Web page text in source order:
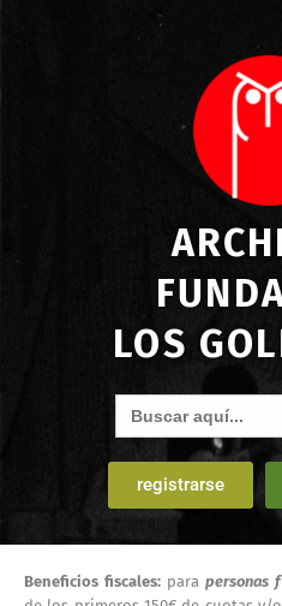
LOS
Buscar:
registrarse
Beneficios fiscales: para personas